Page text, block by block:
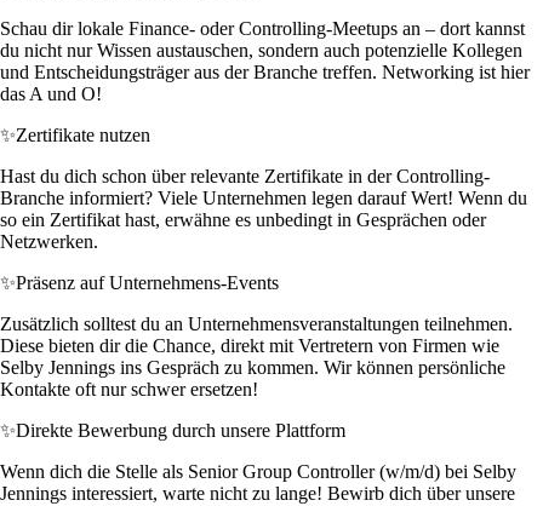
Schau dir lokale Finance- oder Controlling-Meetups an – dort kannst
du nicht nur Wissen austauschen, sondern auch potenzielle Kollegen
und Entscheidungsträger aus der Branche treffen. Networking ist hier
das A und O!
✨Zertifikate nutzen
Hast du dich schon über relevante Zertifikate in der Controlling-
Branche informiert? Viele Unternehmen legen darauf Wert! Wenn du
so ein Zertifikat hast, erwähne es unbedingt in Gesprächen oder
Netzwerken.
✨Präsenz auf Unternehmens-Events
Zusätzlich solltest du an Unternehmensveranstaltungen teilnehmen.
Diese bieten dir die Chance, direkt mit Vertretern von Firmen wie
Selby Jennings ins Gespräch zu kommen. Wir können persönliche
Kontakte oft nur schwer ersetzen!
✨Direkte Bewerbung durch unsere Plattform
Wenn dich die Stelle als Senior Group Controller (w/m/d) bei Selby
Jennings interessiert, warte nicht zu lange! Bewirb dich über unsere